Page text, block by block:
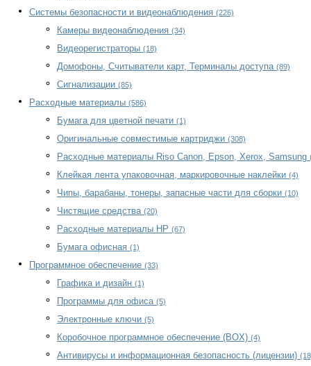
Системы безопасности и видеонаблюдения (226)
Камеры видеонаблюдения (34)
Видеорегистраторы (18)
Домофоны, Считыватели карт, Терминалы доступа (89)
Сигнализации (85)
Расходные материалы (586)
Бумага для цветной печати (1)
Оригинальные совместимые картриджи (308)
Расходные материалы Riso Canon, Epson, Xerox, Samsung
Клейкая лента упаковочная, маркировочные наклейки (4)
Чипы, барабаны, тонеры, запасные части для сборки (10)
Чистящие средства (20)
Расходные материалы HP (67)
Бумага офисная (1)
Программное обеспечение (33)
Графика и дизайн (1)
Программы для офиса (5)
Электронные ключи (5)
Коробочное программное обеспечение (BOX) (4)
Антивирусы и информационная безопасность (лицензии)